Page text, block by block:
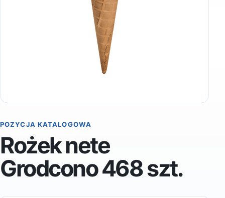
POZYCJA KATALOGOWA
Rożek nete
Grodcono 468 szt.